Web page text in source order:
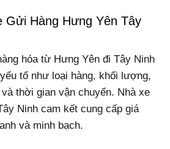
Gửi Hàng Hưng Yên Tây
hóa từ Hưng Yên đi Tây Ninh
tố như loại hàng, khối lượng,
thời gian vận chuyển. Nhà xe
Ninh cam kết cung cấp giá
và minh bạch.